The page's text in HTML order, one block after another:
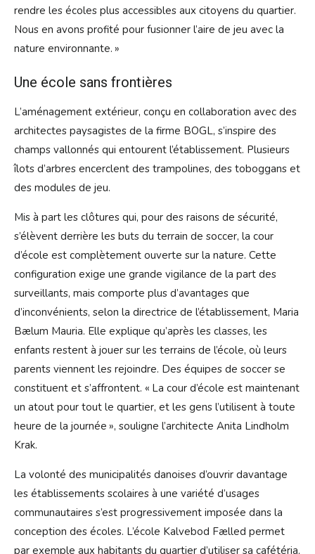
rendre les écoles plus accessibles aux citoyens du quartier.
Nous en avons profité pour fusionner l’aire de jeu avec la
nature environnante. »
Une école sans frontières
L’aménagement extérieur, conçu en collaboration avec des
architectes paysagistes de la firme BOGL, s’inspire des
champs vallonnés qui entourent l’établissement. Plusieurs
îlots d’arbres encerclent des trampolines, des toboggans et
des modules de jeu.
Mis à part les clôtures qui, pour des raisons de sécurité,
s’élèvent derrière les buts du terrain de soccer, la cour
d’école est complètement ouverte sur la nature. Cette
configuration exige une grande vigilance de la part des
surveillants, mais comporte plus d’avantages que
d’inconvénients, selon la directrice de l’établissement, Maria
Bælum Mauria. Elle explique qu’après les classes, les
enfants restent à jouer sur les terrains de l’école, où leurs
parents viennent les rejoindre. Des équipes de soccer se
constituent et s’affrontent. « La cour d’école est maintenant
un atout pour tout le quartier, et les gens l’utilisent à toute
heure de la journée », souligne l’architecte Anita Lindholm
Krak.
La volonté des municipalités danoises d’ouvrir davantage
les établissements scolaires à une variété d’usages
communautaires s’est progressivement imposée dans la
conception des écoles. L’école Kalvebod Fælled permet
par exemple aux habitants du quartier d’utiliser sa cafétéria,